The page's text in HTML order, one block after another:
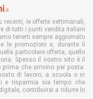
le offerte settimanali,
di tutti i punti vendita italiani
tenerti sempre aggiornato
le promozioni e, durante il
particolare offerta, quello
Spesso il nostro sito è il
che arrivino per posta.
di lavoro, a scuola o in
e risparmia sia tempo che
contribuirai a ridurre lo